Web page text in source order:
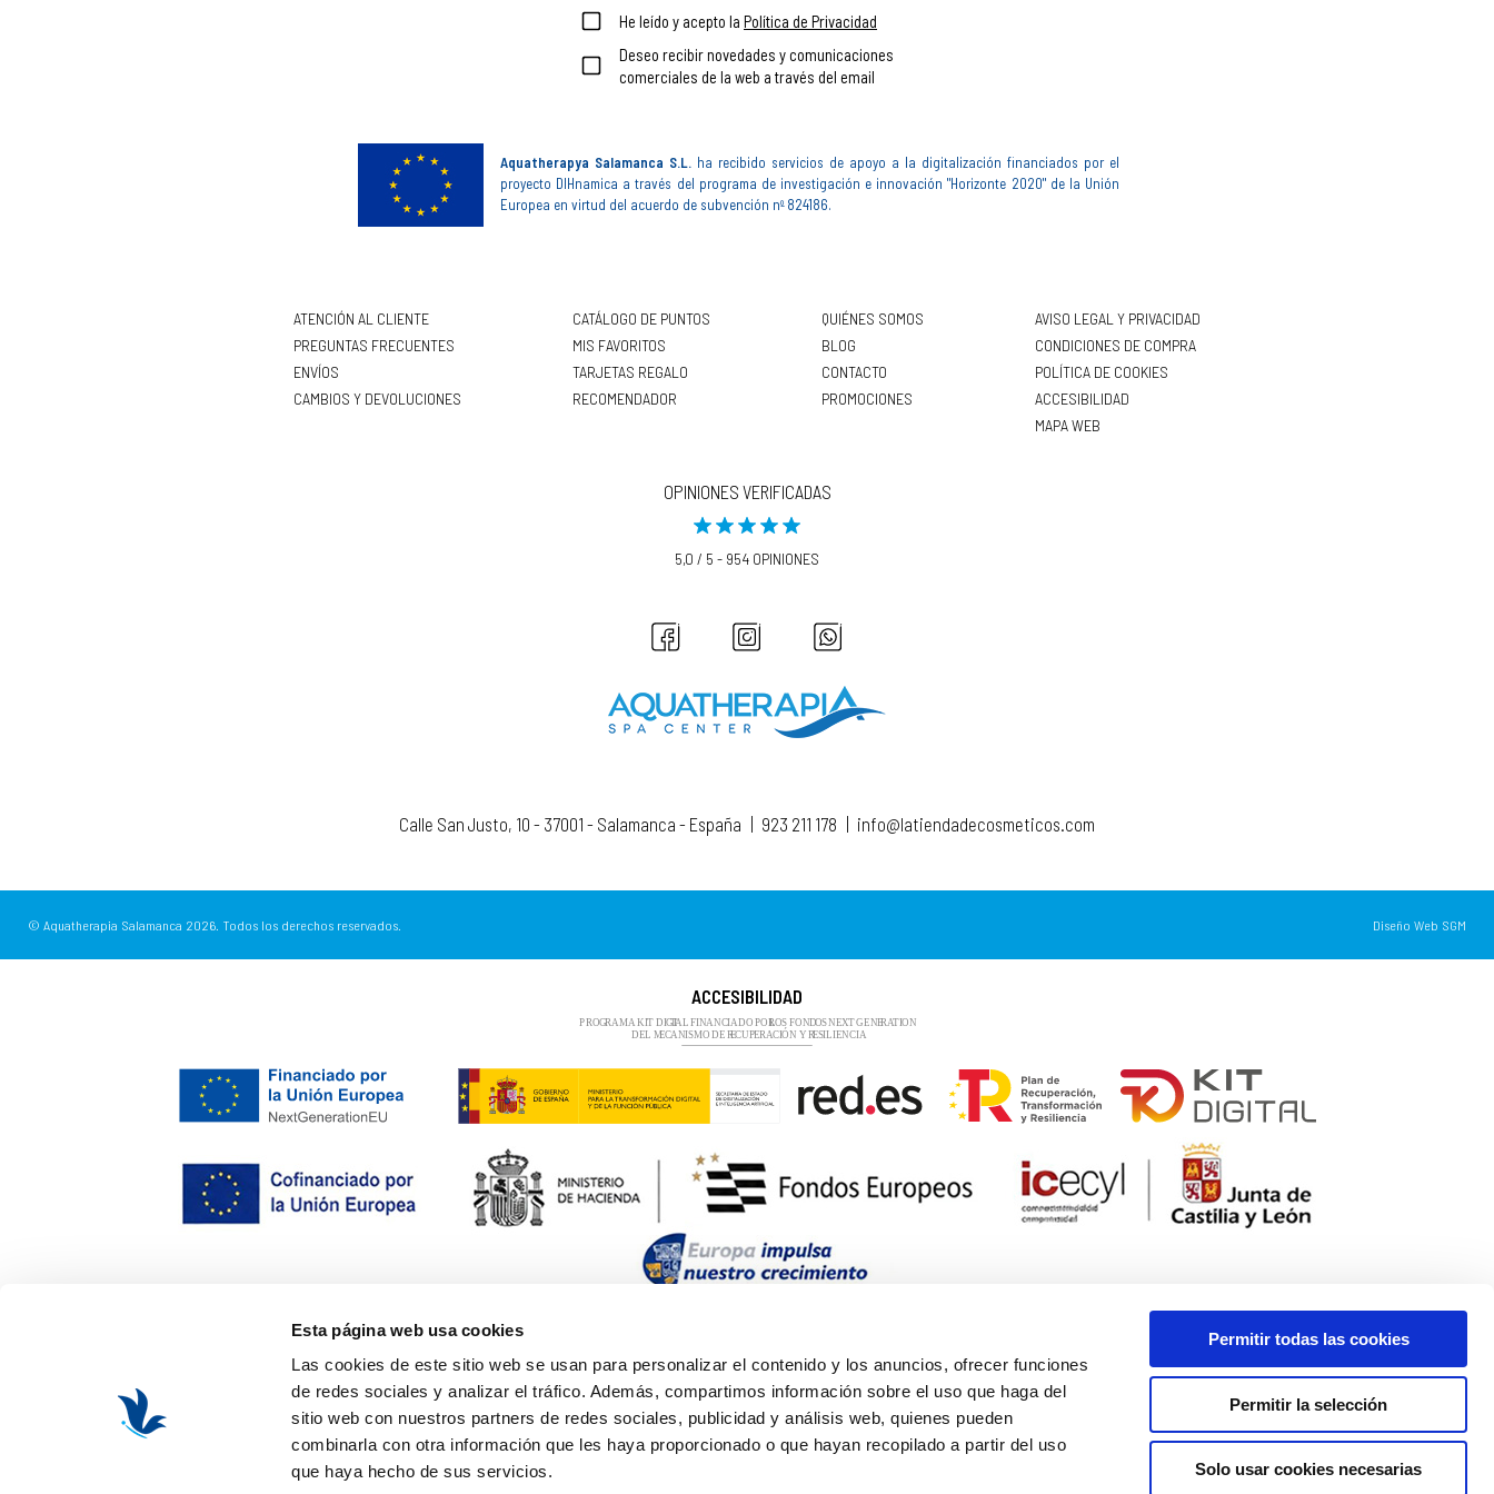
Esta página web usa cookies
Las cookies de este sitio web se usan para personalizar el contenido y los anuncios, ofrecer funciones
de redes sociales y analizar el tráfico. Además, compartimos información sobre el uso que haga del
sitio web con nuestros partners de redes sociales, publicidad y análisis web, quienes pueden
combinarla con otra información que les haya proporcionado o que hayan recopilado a partir del uso
que haya hecho de sus servicios.
Permitir todas las cookies
Permitir la selección
Solo usar cookies necesarias
He leído y acepto la Política de Privacidad
Deseo recibir novedades y comunicaciones
comerciales de la web a través del email
Aquatherapya Salamanca S.L. ha recibido servicios de apoyo a la digitalización financiados por el
proyecto DIHnamica a través del programa de investigación e innovación "Horizonte 2020" de la Unión
Europea en virtud del acuerdo de subvención nº 824186.
ATENCIÓN AL CLIENTE
PREGUNTAS FRECUENTES
ENVÍOS
CAMBIOS Y DEVOLUCIONES
CATÁLOGO DE PUNTOS
MIS FAVORITOS
TARJETAS REGALO
RECOMENDADOR
QUIÉNES SOMOS
BLOG
CONTACTO
PROMOCIONES
AVISO LEGAL Y PRIVACIDAD
CONDICIONES DE COMPRA
POLÍTICA DE COOKIES
ACCESIBILIDAD
MAPA WEB
OPINIONES VERIFICADAS
5,0 / 5 - 954 OPINIONES
Calle San Justo, 10 - 37001 - Salamanca - España | 923 211 178 | info@latiendadecosmeticos.com
© Aquatherapia Salamanca 2026. Todos los derechos reservados. Diseño Web SGM
ACCESIBILIDAD